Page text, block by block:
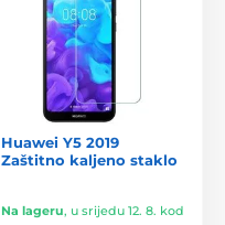
Huawei Y5 2019
Zaštitno kaljeno staklo
Na lageru, u srijedu 12. 8. kod